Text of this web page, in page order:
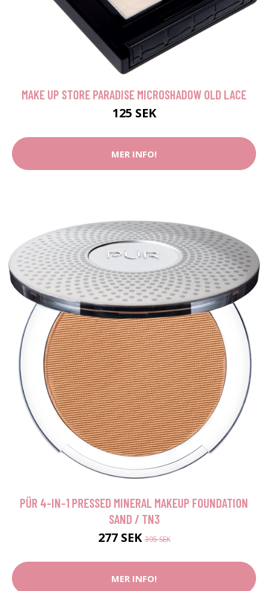
MAKE UP STORE PARADISE MICROSHADOW OLD LACE
125 SEK
MER INFO!
PÜR 4-IN-1 PRESSED MINERAL MAKEUP FOUNDATION
SAND / TN3
277 SEK395 SEK
MER INFO!